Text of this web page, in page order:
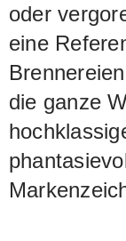
oder
eine
die ganze